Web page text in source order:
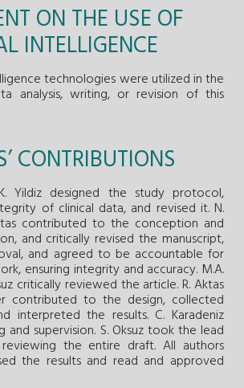
ON THE USE OF
INTELLIGENCE
technologies were utilized in the
analysis, writing, or revision of this
CONTRIBUTIONS
Yildiz designed the study protocol,
of clinical data, and revised it. N.
contributed to the conception and
and critically revised the manuscript,
and agreed to be accountable for
ensuring integrity and accuracy. M.A.
critically reviewed the article. R. Aktas
contributed to the design, collected
interpreted the results. C. Karadeniz
supervision. S. Oksuz took the lead
the entire draft. All authors
the results and read and approved